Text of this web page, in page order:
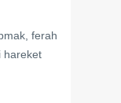
ferah
hareket